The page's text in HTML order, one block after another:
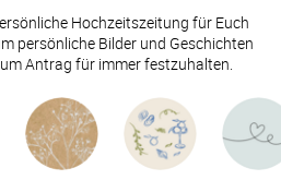
Hochzeitszeitung für Euch
persönliche Bilder und Geschichten
Antrag für immer festzuhalten.